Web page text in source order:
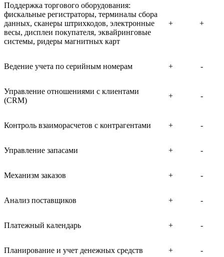
Поддержка торгового оборудования:
фискальные регистраторы, терминалы сбора
данных, сканеры штрихкодов, электронные
весы, дисплеи покупателя, эквайринговые
системы, ридеры магнитных карт
+ +
Ведение учета по серийным номерам + -
Управление отношениями с клиентами
(CRM)
+ -
Контроль взаиморасчетов с контрагентами + -
Управление запасами + -
Механизм заказов + -
Анализ поставщиков + -
Платежный календарь + -
Планирование и учет денежных средств + -